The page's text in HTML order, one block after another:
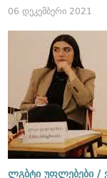
06 დეკემბერი 2021
ლგბტი უფლებები /